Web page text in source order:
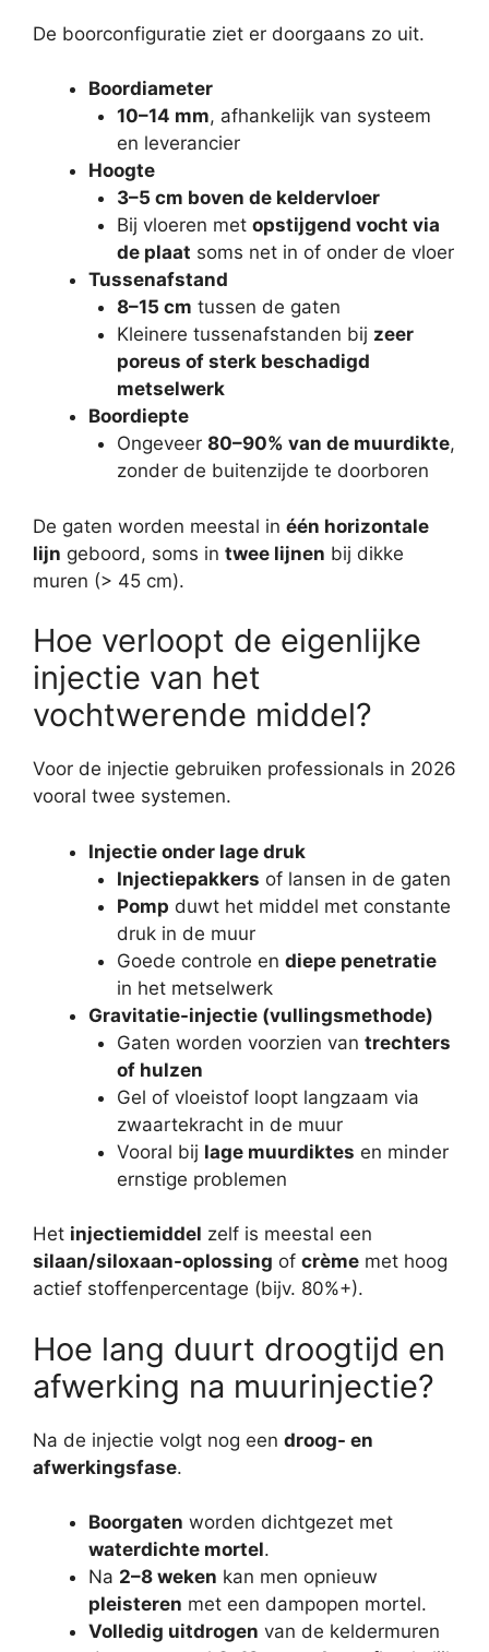
De boorconfiguratie ziet er doorgaans zo uit.
Boordiameter
10–14 mm, afhankelijk van systeem
en leverancier
Hoogte
3–5 cm boven de keldervloer
Bij vloeren met opstijgend vocht via
de plaat soms net in of onder de vloer
Tussenafstand
8–15 cm tussen de gaten
Kleinere tussenafstanden bij zeer
poreus of sterk beschadigd
metselwerk
Boordiepte
Ongeveer 80–90% van de muurdikte,
zonder de buitenzijde te doorboren
De gaten worden meestal in één horizontale
lijn geboord, soms in twee lijnen bij dikke
muren (> 45 cm).
Hoe verloopt de eigenlijke
injectie van het
vochtwerende middel?
Voor de injectie gebruiken professionals in 2026
vooral twee systemen.
Injectie onder lage druk
Injectiepakkers of lansen in de gaten
Pomp duwt het middel met constante
druk in de muur
Goede controle en diepe penetratie
in het metselwerk
Gravitatie-injectie (vullingsmethode)
Gaten worden voorzien van trechters
of hulzen
Gel of vloeistof loopt langzaam via
zwaartekracht in de muur
Vooral bij lage muurdiktes en minder
ernstige problemen
Het injectiemiddel zelf is meestal een
silaan/siloxaan-oplossing of crème met hoog
actief stoffenpercentage (bijv. 80%+).
Hoe lang duurt droogtijd en
afwerking na muurinjectie?
Na de injectie volgt nog een droog- en
afwerkingsfase.
Boorgaten worden dichtgezet met
waterdichte mortel.
Na 2–8 weken kan men opnieuw
pleisteren met een dampopen mortel.
Volledig uitdrogen van de keldermuren